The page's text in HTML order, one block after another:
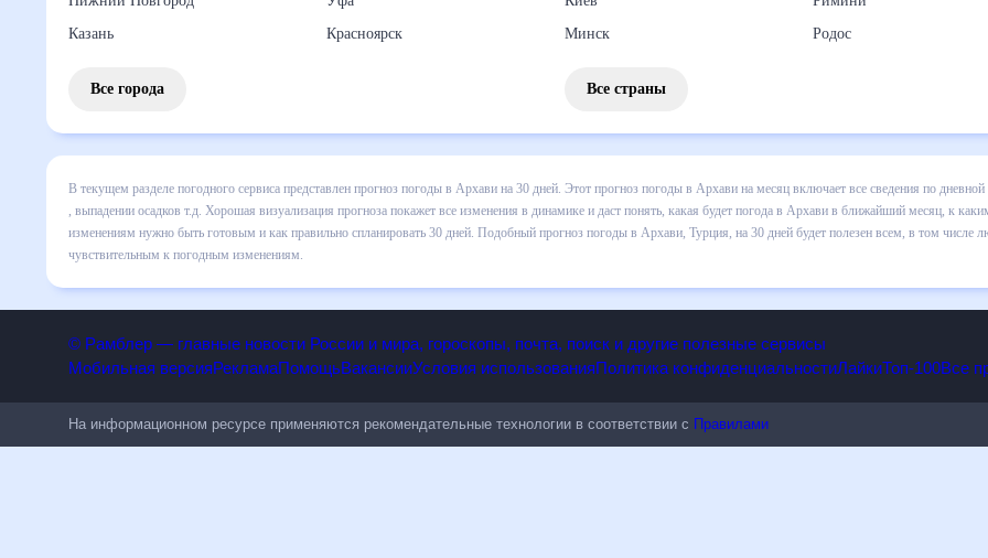
Казань
Красноярск
Все города
Минск
Родос
Все страны
В текущем разделе погодного сервиса представлен прогноз погоды в Архави на 30 дней. Этот прогноз погоды в Архави на
все сведения по дневной температуре , выпадении осадков т.д. Хорошая визуализация прогноза покажет все изменения в
понять, какая будет погода в Архави в ближайший месяц, к каким изменениям нужно быть готовым и как правильно
Подобный прогноз погоды в Архави, Турция, на 30 дней будет полезен всем, в том числе людям, чувствительным к погодным
© Рамблер — главные новости России и мира, гороскопы, почта, поиск и другие полезные сервисы
Мобильная версияРекламаПомощьВакансииУсловия использованияПолитика конфиденциальностиЛайкиТоп-100
На информационном ресурсе применяются рекомендательные технологии в соответствии сПравилами